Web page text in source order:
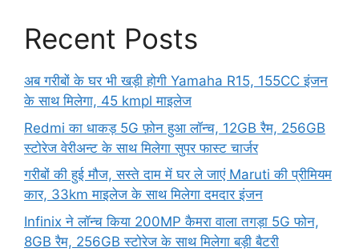
Recent Posts
अब गरीबों के घर भी खड़ी होगी Yamaha R15, 155CC इंजन
के साथ मिलेगा, 45 kmpl माइलेज
Redmi का धाकड़ 5G फ़ोन हुआ लॉन्च, 12GB रैम, 256GB
स्टोरेज वेरीअन्ट के साथ मिलेगा सुपर फास्ट चार्जर
गरीबों की हुई मौज, सस्ते दाम में घर ले जाएं Maruti की प्रीमियम
कार, 33km माइलेज के साथ मिलेगा दमदार इंजन
Infinix ने लॉन्च किया 200MP कैमरा वाला तगड़ा 5G फोन,
8GB रैम, 256GB स्टोरेज के साथ मिलेगा बड़ी बैटरी